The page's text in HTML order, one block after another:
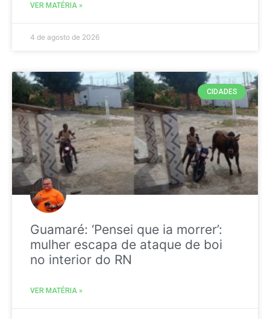
VER MATÉRIA »
4 de agosto de 2026
CIDADES
Guamaré: ‘Pensei que ia morrer’:
mulher escapa de ataque de boi
no interior do RN
VER MATÉRIA »